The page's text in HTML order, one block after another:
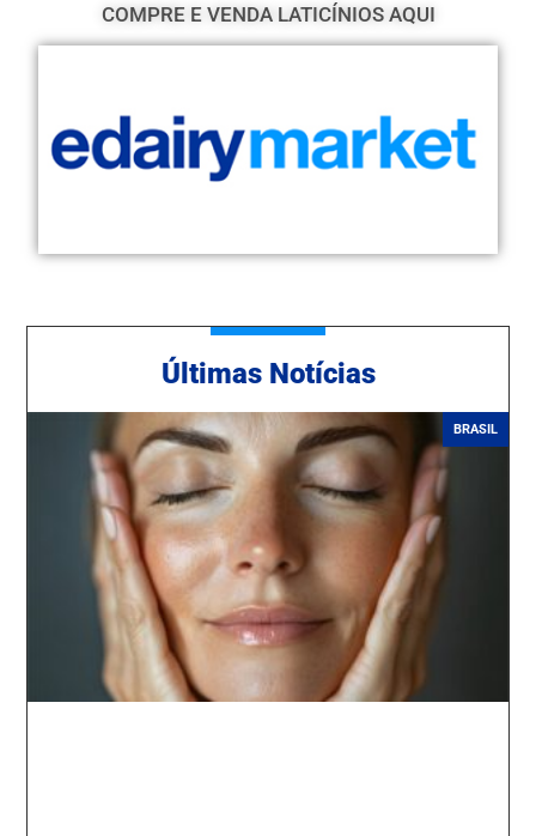
COMPRE E VENDA LATICÍNIOS AQUI
Ú ltimas Notícias
BRASIL